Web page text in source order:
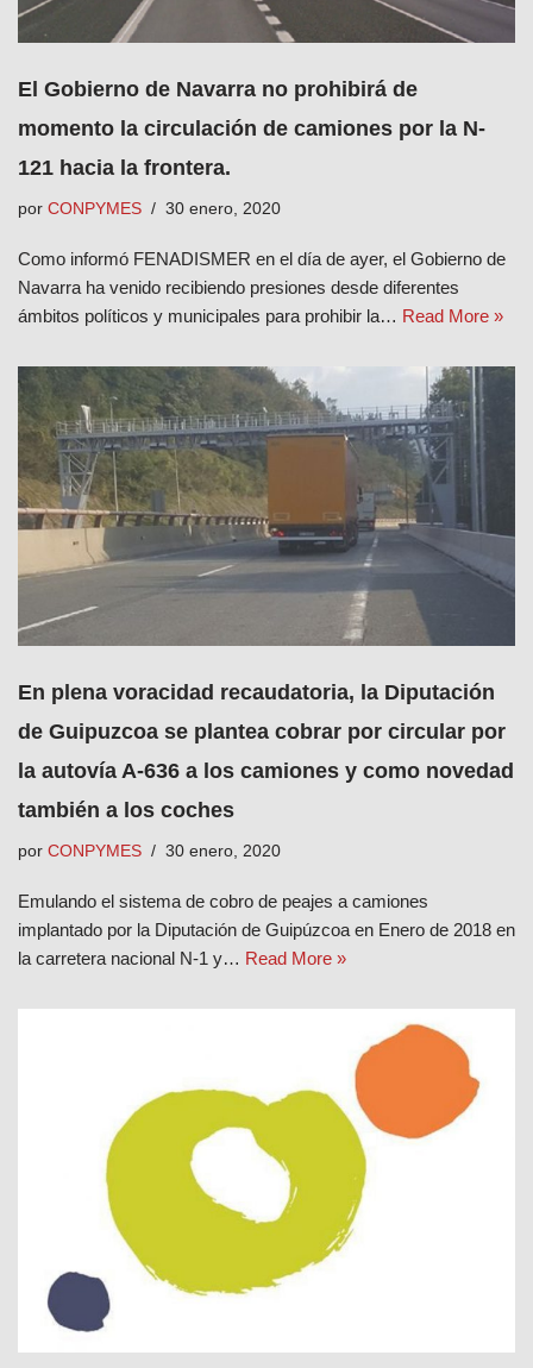
El Gobierno de Navarra no prohibirá de
momento la circulación de camiones por la N-
121 hacia la frontera.
por CONPYMES 30 enero, 2020
Como informó FENADISMER en el día de ayer, el Gobierno de
Navarra ha venido recibiendo presiones desde diferentes
ámbitos políticos y municipales para prohibir la… Read More »
En plena voracidad recaudatoria, la Diputación
de Guipuzcoa se plantea cobrar por circular por
la autovía A-636 a los camiones y como novedad
también a los coches
por CONPYMES 30 enero, 2020
Emulando el sistema de cobro de peajes a camiones
implantado por la Diputación de Guipúzcoa en Enero de 2018 en
la carretera nacional N-1 y… Read More »